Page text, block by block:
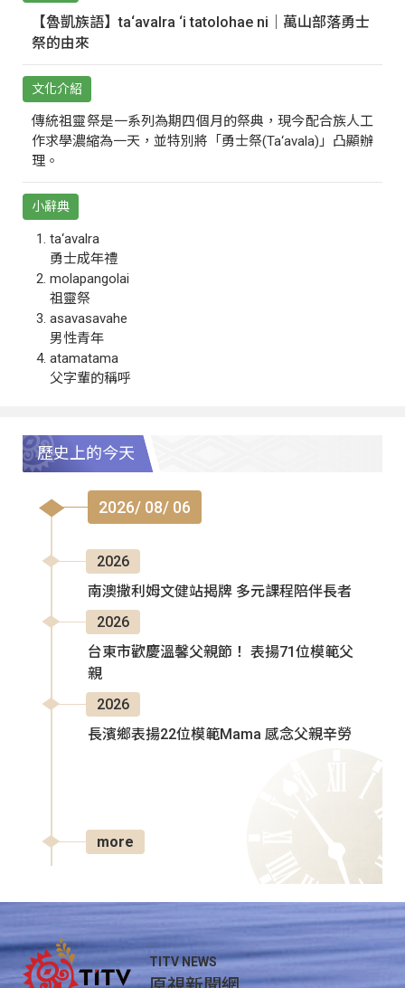
【魯凱族語】ta‘avalra ‘i tatolohae ni｜萬山部落勇士
祭的由來
文化介紹
傳統祖靈祭是一系列為期四個月的祭典，現今配合族人工
作求學濃縮為一天，並特別將「勇士祭(Ta‘avala)」凸顯辦
理。
小辭典
ta‘avalra
勇士成年禮
molapangolai
祖靈祭
asavasavahe
男性青年
atamatama
父字輩的稱呼
歷史上的今天
2026/ 08/ 06
2026
南澳撒利姆文健站揭牌 多元課程陪伴長者
2026
台東市歡慶溫馨父親節！ 表揚71位模範父
親
2026
長濱鄉表揚22位模範Mama 感念父親辛勞
more
TITV NEWS